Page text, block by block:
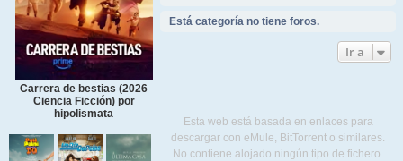
Carrera de bestias (2026
Ciencia Ficción) por
hipolismata
Está categoría no tiene foros.
Ir a
Esta web está basada en enlaces para
descargar con eMule, BitTorrent o similares.
No contiene alojado ningún tipo de fichero.